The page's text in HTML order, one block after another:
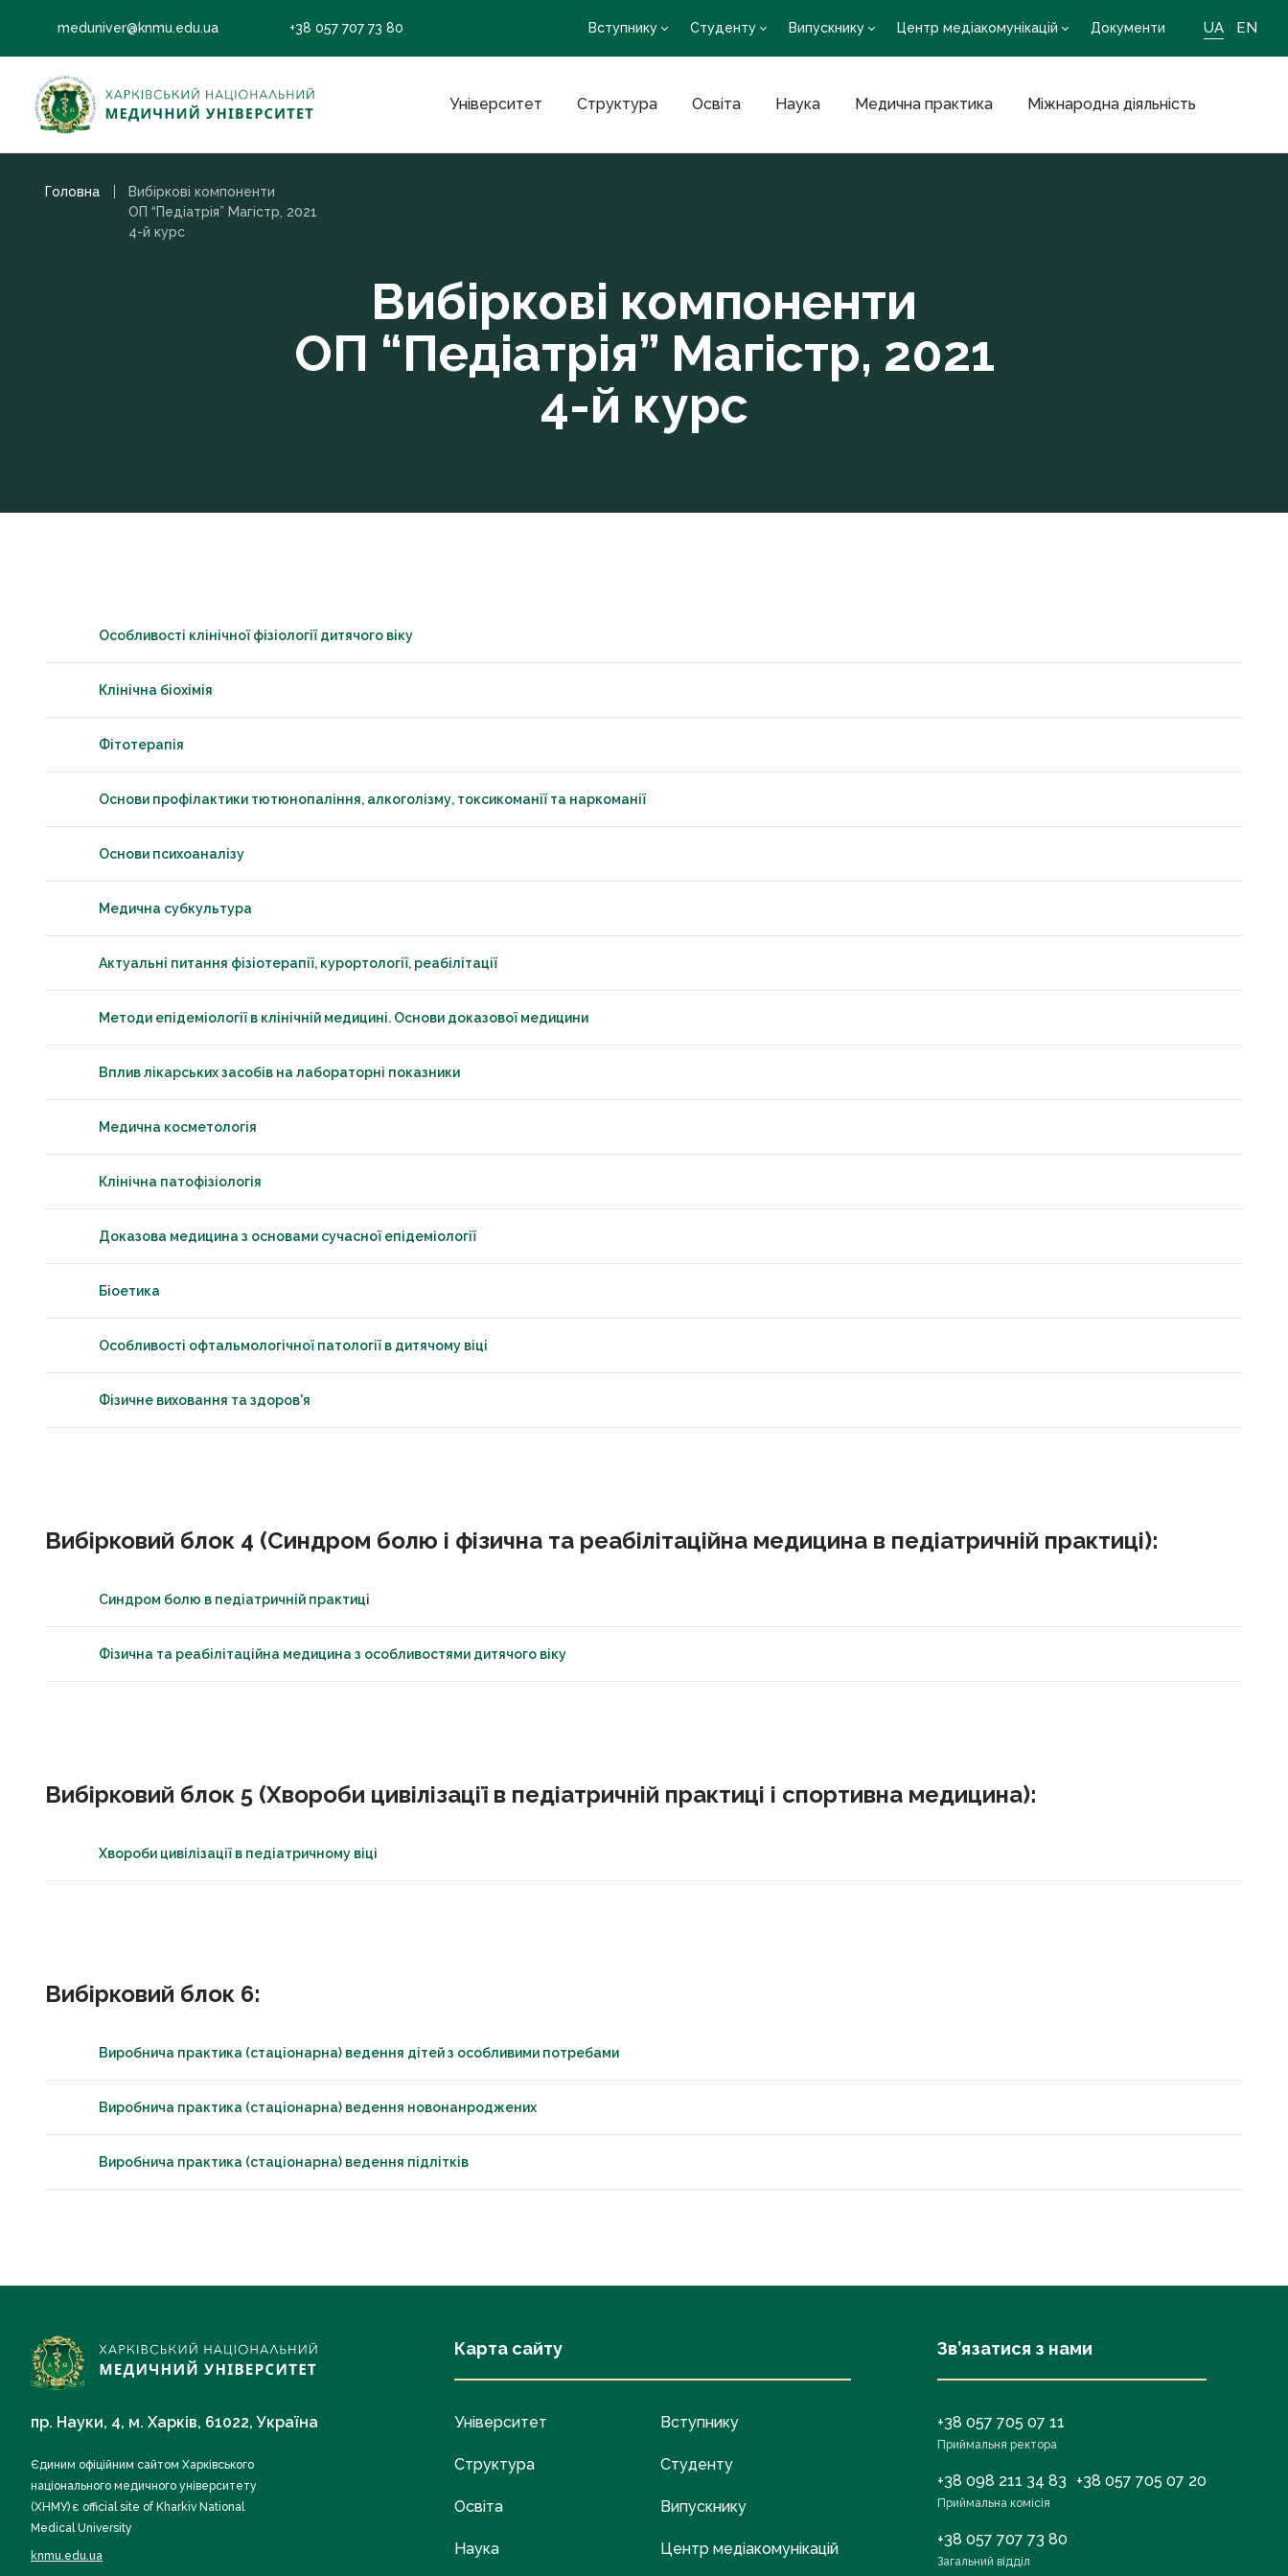
meduniver@knmu.edu.ua +38 057 707 73 80 Вступнику Студенту Випускнику Центр медіакомунікацій Документи UA EN
Університет Структура Освіта Наука Медична практика Міжнародна діяльність
Головна
Вибіркові компоненти
ОП “Педіатрія” Магістр, 2021
4-й курс
Вибіркові компоненти
ОП “Педіатрія” Магістр, 2021
4-й курс
Особливості клінічної фізіології дитячого віку
Клінічна біохімія
Фітотерапія
Основи профілактики тютюнопаління, алкоголізму, токсикоманії та наркоманії
Основи психоаналізу
Медична субкультура
Актуальні питання фізіотерапії, курортології, реабілітації
Методи епідеміології в клінічній медицині. Основи доказової медицини
Вплив лікарських засобів на лабораторні показники
Медична косметологія
Клінічна патофізіологія
Доказова медицина з основами сучасної епідеміології
Біоетика
Особливості офтальмологічної патології в дитячому віці
Фізичне виховання та здоров'я
Вибірковий блок 4 (Синдром болю і фізична та реабілітаційна медицина в педіатричній практиці):
Синдром болю в педіатричній практиці
Фізична та реабілітаційна медицина з особливостями дитячого віку
Вибірковий блок 5 (Хвороби цивілізації в педіатричній практиці і спортивна медицина):
Хвороби цивілізації в педіатричному віці
Вибірковий блок 6:
Виробнича практика (стаціонарна) ведення дітей з особливими потребами
Виробнича практика (стаціонарна) ведення новонанроджених
Виробнича практика (стаціонарна) ведення підлітків
пр. Науки, 4, м. Харків, 61022, Україна
Єдиним офіційним сайтом Харківського
національного медичного університету
(ХНМУ) є official site of Kharkiv National
Medical University
knmu.edu.ua
Карта сайту
Університет
Структура
Освіта
Наука
Вступнику
Студенту
Випускнику
Центр медіакомунікацій
Зв’язатися з нами
+38 057 705 07 11
Приймальня ректора
+38 098 211 34 83 +38 057 705 07 20
Приймальна комісія
+38 057 707 73 80
Загальний відділ